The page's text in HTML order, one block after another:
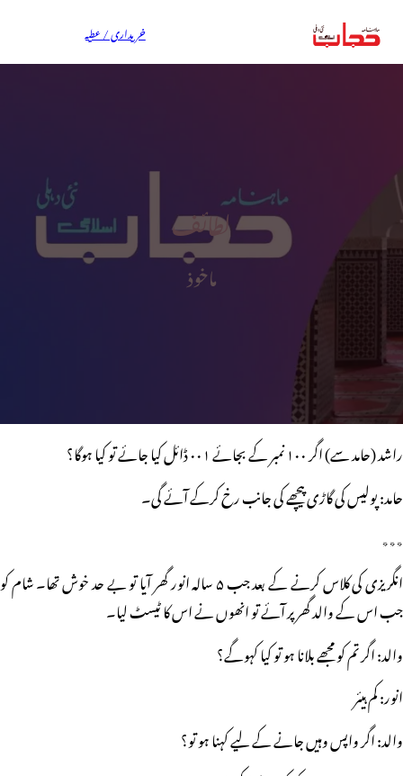
خریداری / عطیہ
لطائف
ماخوذ
راشد (حامد سے) اگر ۱۰۰ نمبر کے بجائے ۰۰۱ ڈائل کیا جائے تو کیا ہوگا؟
حامد: پولیس کی گاڑی پیچھے کی جانب رخ کرکے آئے گی۔
٭٭٭
انگریزی کی کلاس کرنے کے بعد جب ۵ سالہ انور گھر آیا تو بے حد خوش تھا۔ شام کو
جب اس کے والد گھر پر آئے تو انھوں نے اس کا ٹیسٹ لیا۔
والد: اگر تم کو مجھے بلانا ہو تو کیا کہوگے؟
انور: کم ہیئر
والد: اگر واپس وہیں جانے کے لیے کہنا ہو تو؟